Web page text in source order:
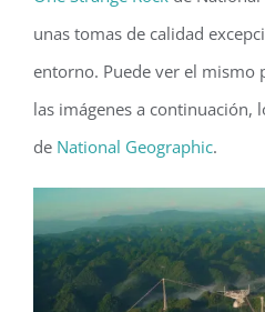
unas tomas de calidad
entorno. Puede ver el mismo
las imágenes a continuación,
de National Geographic.